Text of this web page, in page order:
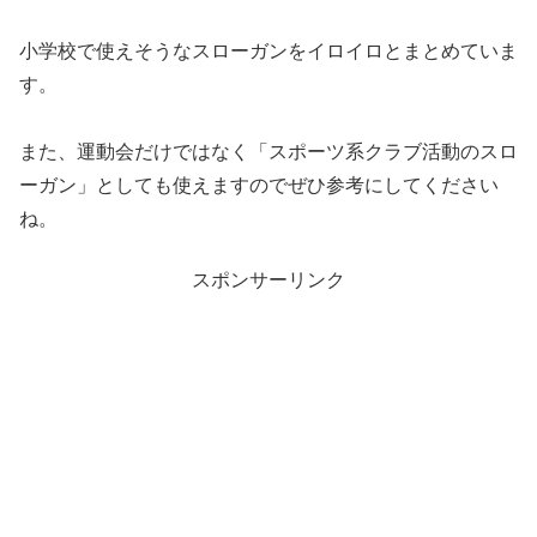
小学校で使えそうなスローガンをイロイロとまとめていま
す。
また、運動会だけではなく「スポーツ系クラブ活動のスロ
ーガン」としても使えますのでぜひ参考にしてください
ね。
スポンサーリンク